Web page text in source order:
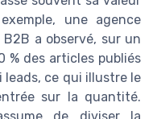
une agence
a observé, sur un
% des articles publiés
ce qui illustre le
sur la quantité.